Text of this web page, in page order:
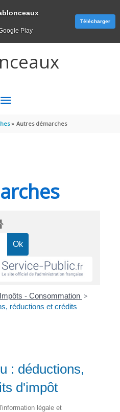
MENU
Autres démarches
- Consommation >
réductions et crédits
: déductions,
d'impôt
légale et
Play
Télécharger